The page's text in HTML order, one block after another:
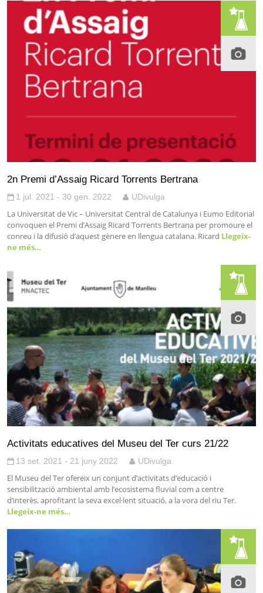
2n Premi d’Assaig Ricard Torrents Bertrana
1 jul. 2021 - 30 gen. 2022 UDivulga
La Universitat de Vic – Universitat Central de Catalunya i Eumo Editorial
convoquen el Premi d’Assaig Ricard Torrents Bertrana per promoure el
conreu i la difusió d’aquest gènere en llengua catalana. Ricard Llegeix-
ne més…
Activitats educatives del Museu del Ter curs 21/22
13 set. 2021 - 21 juny 2022 UDivulga
El Museu del Ter ofereix un conjunt d’activitats d’educació i
sensibilització ambiental amb l’ecosistema fluvial com a centre
d’interès, aprofitant la seva excel·lent situació, a la vora del riu Ter.
Llegeix-ne més…